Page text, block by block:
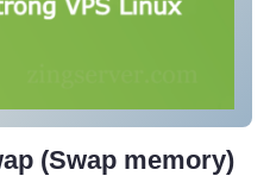
(Swap memory)